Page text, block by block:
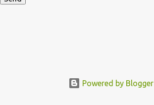
Powered by Blogger